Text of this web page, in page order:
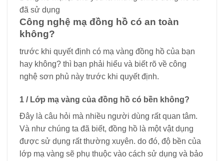
đã sử dụng
Công nghệ mạ đồng hồ có an toàn
không?
trước khi quyết định có mạ vàng đồng hồ của bạn
hay không? thì bạn phải hiểu và biết rõ về công
nghệ sơn phủ này trước khi quyết định.
1 / Lớp mạ vàng của đồng hồ có bền không?
Đây là câu hỏi mà nhiều người dùng rất quan tâm.
Và như chúng ta đã biết, đồng hồ là một vật dụng
được sử dụng rất thường xuyên. do đó, độ bền của
lớp mạ vàng sẽ phụ thuộc vào cách sử dụng và bảo